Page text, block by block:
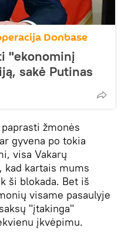
Donbase
"ekonominį
sakė Putinas
žmonės
gyvena po tokia
visa Vakarų
kad kartais mums
ši blokada. Bet iš
visame pasaulyje
"įtakinga"
įkvėpimu.